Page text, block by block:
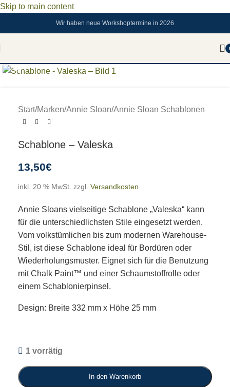
Skip to main content
Wir haben neue Workshoptermine in 2026
Start/Marken/Annie Sloan/Annie Sloan Schablonen
Schablone – Valeska
13,50€
inkl. 20 % MwSt. zzgl. Versandkosten
Annie Sloans vielseitige Schablone „Valeska“ kann
für die unterschiedlichsten Stile eingesetzt werden.
Vom volkstümlichen bis zum modernen Warehouse-
Stil, ist diese Schablone ideal für Bordüren oder
Wiederholungsmuster. Eignet sich für die Benutzung
mit Chalk Paint™ und einer Schaumstoffrolle oder
einem Schablonierpinsel.
Design: Breite 332 mm x Höhe 25 mm
1 vorrätig
In den Warenkorb